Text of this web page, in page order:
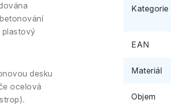
plastový
desku
ocelová
Kategorie
EAN
Materiál
Objem